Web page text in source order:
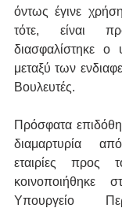
όντως έγινε
τότε, είναι
διασφαλίστηκε ο
μεταξύ των
Βουλευτές.
Πρόσφατα
διαμαρτυρία
εταιρίες
Υπουργείο